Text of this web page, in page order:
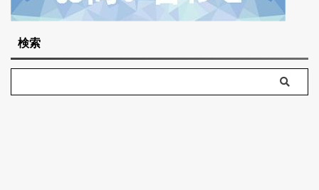
検索